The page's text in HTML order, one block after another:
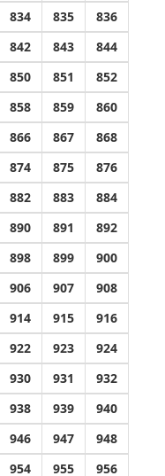
834 835
836
842 843
844
850 851
852
858 859
860
866 867
868
874 875
876
882 883
884
890 891
892
898 899
900
906 907
908
914 915
916
922 923
924
930 931
932
938 939
940
946 947
948
954 955 956